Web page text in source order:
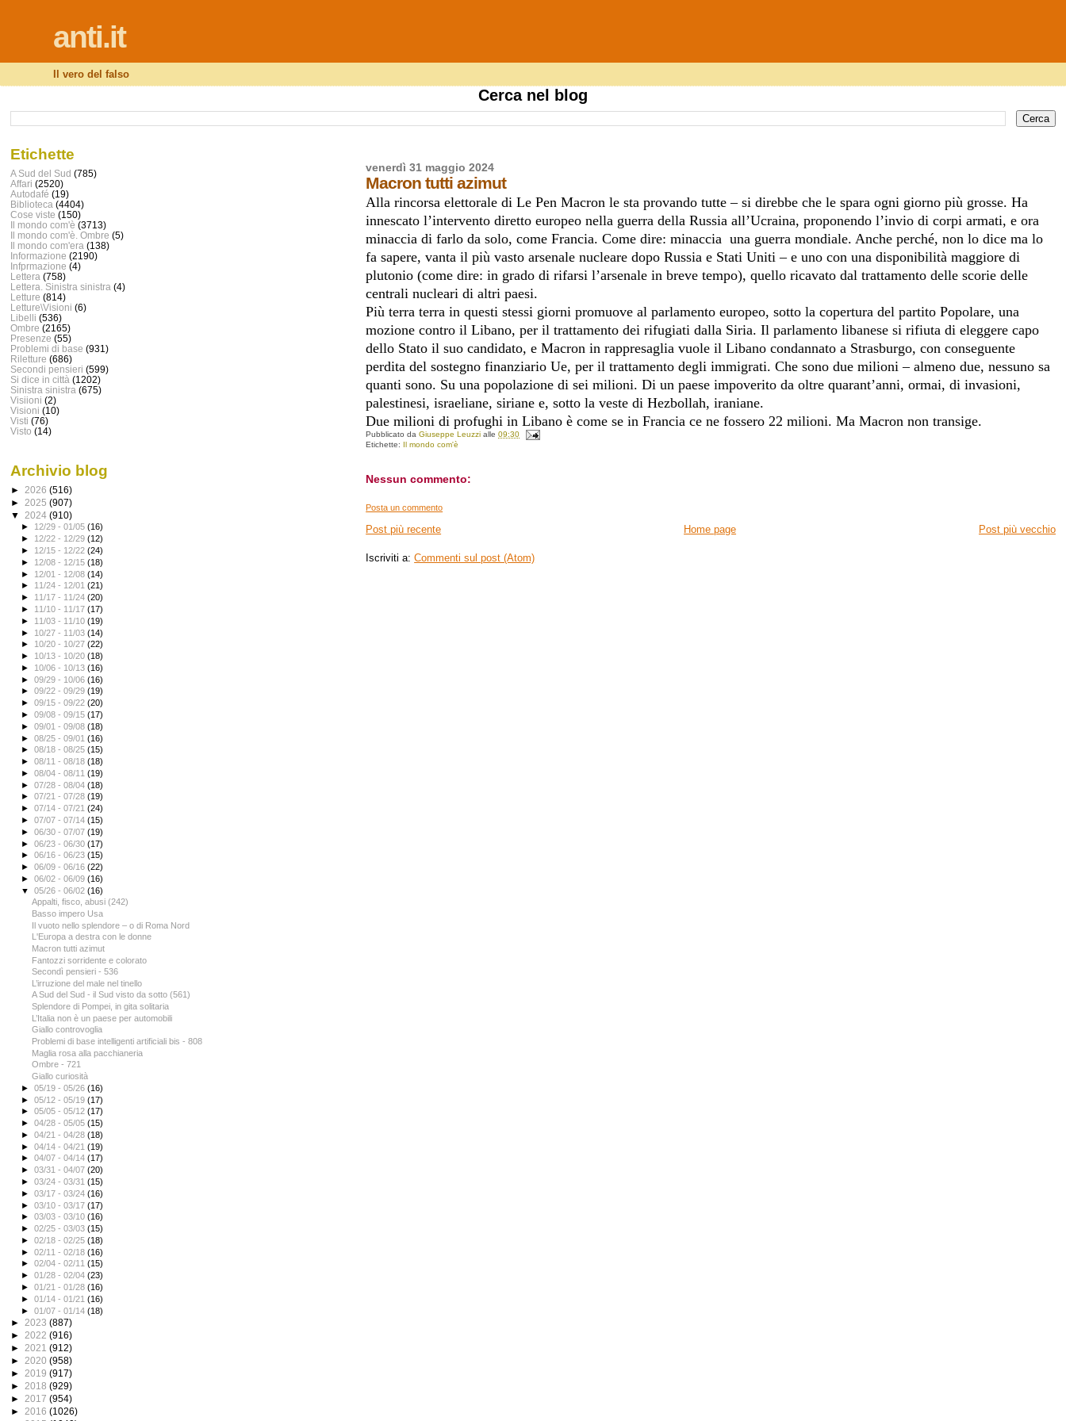
anti.it
Il vero del falso
Cerca nel blog
venerdì 31 maggio 2024
Macron tutti azimut
Alla rincorsa elettorale di Le Pen Macron le sta provando tutte – si direbbe che le spara ogni giorno più grosse. Ha
innescato l’intervento diretto europeo nella guerra della Russia all’Ucraina, proponendo l’invio di corpi armati, e ora
minaccia di farlo da solo, come Francia. Come dire: minaccia una guerra mondiale. Anche perché, non lo dice ma lo
fa sapere, vanta il più vasto arsenale nucleare dopo Russia e Stati Uniti – e uno con una disponibilità maggiore di
plutonio (come dire: in grado di rifarsi l’arsenale in breve tempo), quello ricavato dal trattamento delle scorie delle
centrali nucleari di altri paesi.
Più terra terra in questi stessi giorni promuove al parlamento europeo, sotto la copertura del partito Popolare, una
mozione contro il Libano, per il trattamento dei rifugiati dalla Siria. Il parlamento libanese si rifiuta di eleggere capo
dello Stato il suo candidato, e Macron in rappresaglia vuole il Libano condannato a Strasburgo, con conseguente
perdita del sostegno finanziario Ue, per il trattamento degli immigrati. Che sono due milioni – almeno due, nessuno sa
quanti sono. Su una popolazione di sei milioni. Di un paese impoverito da oltre quarant’anni, ormai, di invasioni,
palestinesi, israeliane, siriane e, sotto la veste di Hezbollah, iraniane.
Due milioni di profughi in Libano è come se in Francia ce ne fossero 22 milioni. Ma Macron non transige.
Pubblicato daGiuseppe Leuzzi alle09:30
Etichette: Il mondo com'è
Nessun commento:
Posta un commento
Post più recente Post più vecchio
Home page
Iscriviti a:Commenti sul post (Atom)
Etichette
A Sud del Sud (785)
Affari (2520)
Autodafé (19)
Biblioteca (4404)
Cose viste (150)
Il mondo com'è (3713)
Il mondo com'è. Ombre (5)
Il mondo com'era (138)
Informazione (2190)
Infprmazione (4)
Lettera (758)
Lettera. Sinistra sinistra (4)
Letture (814)
Letture\Visioni (6)
Libelli (536)
Ombre (2165)
Presenze (55)
Problemi di base (931)
Riletture (686)
Secondi pensieri (599)
Si dice in città (1202)
Sinistra sinistra (675)
Visiioni (2)
Visioni (10)
Visti (76)
Visto (14)
Archivio blog
► 2026 (516)
► 2025 (907)
▼ 2024 (910)
► 12/29 - 01/05(16)
► 12/22 - 12/29(12)
► 12/15 - 12/22(24)
► 12/08 - 12/15(18)
► 12/01 - 12/08(14)
► 11/24 - 12/01(21)
► 11/17 - 11/24(20)
► 11/10 - 11/17(17)
► 11/03 - 11/10(19)
► 10/27 - 11/03(14)
► 10/20 - 10/27(22)
► 10/13 - 10/20(18)
► 10/06 - 10/13(16)
►09/29 - 10/06(16)
►09/22 - 09/29(19)
►09/15 - 09/22(20)
►09/08 - 09/15(17)
►09/01 - 09/08(18)
►08/25 - 09/01(16)
►08/18 - 08/25(15)
►08/11 - 08/18(18)
►08/04 - 08/11(19)
►07/28 - 08/04(18)
►07/21 - 07/28(19)
►07/14 - 07/21(24)
►07/07 - 07/14(15)
►06/30 - 07/07(19)
►06/23 - 06/30(17)
►06/16 - 06/23(15)
►06/09 - 06/16(22)
►06/02 - 06/09(16)
▼05/26 - 06/02(16)
Appalti, fisco, abusi (242)
Basso impero Usa
Il vuoto nello splendore – o di Roma Nord
L'Europa a destra con le donne
Macron tutti azimut
Fantozzi sorridente e colorato
Secondì pensieri - 536
L’irruzione del male nel tinello
A Sud del Sud - il Sud visto da sotto (561)
Splendore di Pompei, in gita solitaria
L’Italia non è un paese per automobili
Giallo controvoglia
Problemi di base intelligenti artificiali bis - 808
Maglia rosa alla pacchianeria
Ombre - 721
Giallo curiosità
►05/19 - 05/26(16)
►05/12 - 05/19(17)
►05/05 - 05/12(17)
►04/28 - 05/05(15)
►04/21 - 04/28(18)
►04/14 - 04/21(19)
►04/07 - 04/14(17)
►03/31 - 04/07(20)
►03/24 - 03/31(15)
►03/17 - 03/24(16)
►03/10 - 03/17(17)
►03/03 - 03/10(16)
►02/25 - 03/03(15)
►02/18 - 02/25(18)
►02/11 - 02/18(16)
►02/04 - 02/11(15)
►01/28 - 02/04(23)
►01/21 - 01/28(16)
►01/14 - 01/21(16)
►01/07 - 01/14(18)
► 2023 (887)
► 2022 (916)
► 2021 (912)
► 2020 (958)
► 2019 (917)
► 2018 (929)
► 2017 (954)
► 2016 (1026)